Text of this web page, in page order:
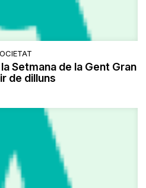
Setmana de la Gent Gran
de dilluns